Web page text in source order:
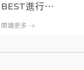
BEST進行⋯
閱讀更多 ->